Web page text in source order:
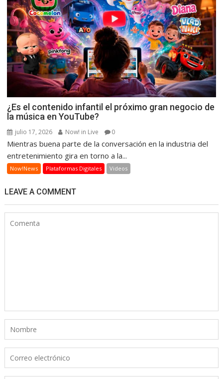
¿Es el contenido infantil el próximo gran negocio de
la música en YouTube?
julio 17, 2026 Now! in Live 0
Mientras buena parte de la conversación en la industria del
entretenimiento gira en torno a la...
Now!News Plataformas Digitales Videos
LEAVE A COMMENT